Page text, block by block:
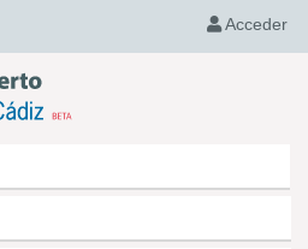
Acceder